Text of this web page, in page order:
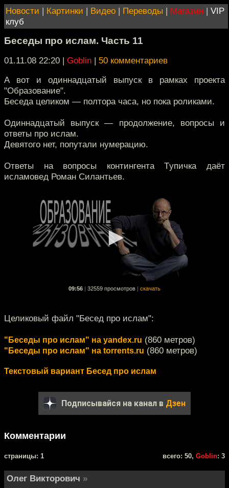
Новости | Картинки | Видео | Переводы | Магазин | VIP
клуб
Беседы про ислам. Часть 11
01.11.08 22:20 | Goblin | 50 комментариев
А вот и одиннадцатый выпуск в рамках проекта
"Образование".
Беседа целиком — полтора часа, но пока роликами.
Одиннадцатый выпуск — продолжение, вопросы и
ответы про ислам.
Девятого нет, попутали нумерацию.
Ответы на вопросы контингента Tупичка даёт
исламовед Роман Силантьев.
09:56 32559 просмотров скачать
Целиковый файл "Бесед про ислам":
"Беседы про ислам" на yandex.ru (860 метров)
"Беседы про ислам" на torrents.ru (860 метров)
Текстовый вариант Бесед про ислам
Подписывайся на канал в Дзен
Комментарии
cтраницы: 1 всего: 50, Goblin: 3
Олег Викторович »